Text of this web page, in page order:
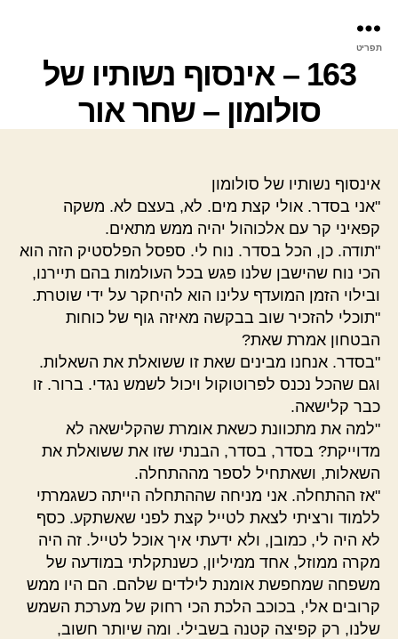
תפריט
163 – אינסוף נשותיו של
סולומון – שחר אור
אינסוף נשותיו של סולומון
"אני בסדר. אולי קצת מים. לא, בעצם לא. משקה
קפאיני קר עם אלכוהול יהיה ממש מתאים.
"תודה. כן, הכל בסדר. נוח לי. ספסל הפלסטיק הזה הוא
הכי נוח שהישבן שלנו פגש בכל העולמות בהם תיירנו,
ובילוי הזמן המועדף עלינו הוא להיחקר על ידי שוטרת.
"תוכלי להזכיר שוב בבקשה מאיזה גוף של כוחות
הבטחון אמרת שאת?
"בסדר. אנחנו מבינים שאת זו ששואלת את השאלות.
וגם שהכל נכנס לפרוטוקול ויכול לשמש נגדי. ברור. זו
כבר קלישאה.
"למה את מתכוונת כשאת אומרת שהקלישאה לא
מדוייקת? בסדר, בסדר, הבנתי שזו את ששואלת את
השאלות, ושאתחיל לספר מההתחלה.
"אז ההתחלה. אני מניחה שההתחלה הייתה כשגמרתי
ללמוד ורציתי לצאת לטייל קצת לפני שאשתקע. כסף
לא היה לי, כמובן, ולא ידעתי איך אוכל לטייל. זה היה
מקרה ממוזל, אחד ממיליון, כשנתקלתי במודעה של
משפחה שמחפשת אומנת לילדים שלהם. הם היו ממש
קרובים אלי, בכוכב הלכת הכי רחוק של מערכת השמש
שלנו, רק קפיצה קטנה בשבילי. ומה שיותר חשוב,